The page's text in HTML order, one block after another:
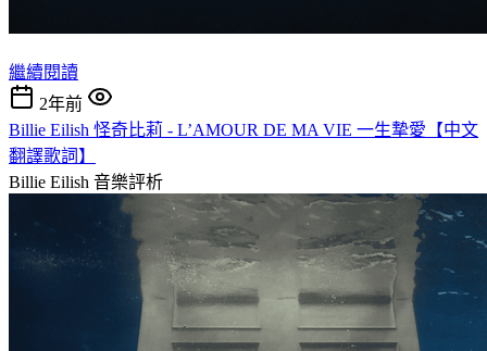
繼續閱讀
2年前
Billie Eilish 怪奇比莉 - L’AMOUR DE MA VIE 一生摯愛【中文
翻譯歌詞】
Billie Eilish 音樂評析